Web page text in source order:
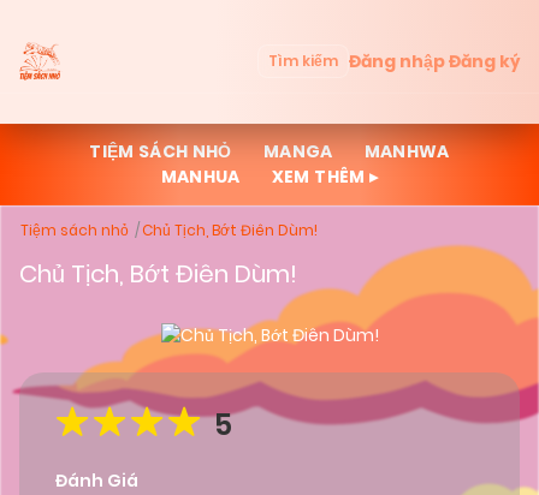
Tìm kiếm Đăng nhậpĐăng ký
TIỆM SÁCH NHỎ MANGA
MANHWA
MANHUA
XEM THÊM ▸
Tiệm sách nhỏ Chủ Tịch, Bớt Điên Dùm!
Chủ Tịch, Bớt Điên Dùm!
5
Đánh Giá